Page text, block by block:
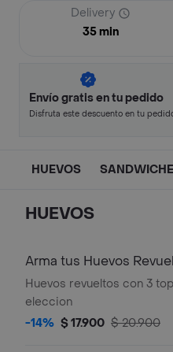
Delivery
35 min
Envío gratis en tu pedido
Disfruta este descuento en tu
HUEVOS
HUEVOS
Arma tus Huevos
Huevos revueltos con 3
eleccion
-14% $ 17.900 $ 20.900